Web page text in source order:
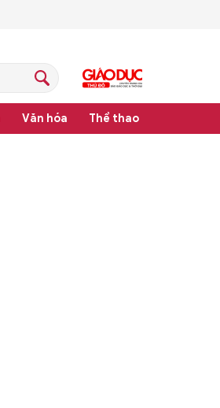
Văn hóa Thể thao